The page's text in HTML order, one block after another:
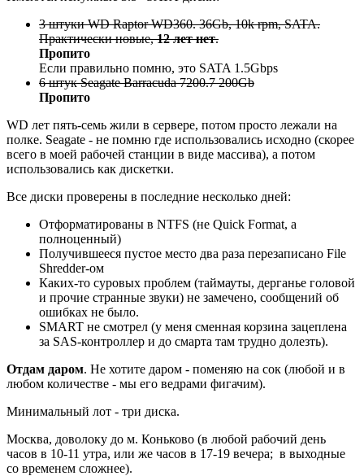
3 штуки WD Raptor WD360. 36Gb, 10k rpm, SATA.
Практически новые,12 лет нет.
Пропито
Если правильно помню, это SATA 1.5Gbps
6 штук Seagate Barracuda 7200.7 200Gb
Пропито
WD лет пять-семь жили в сервере, потом просто лежали на
полке. Seagate - не помню где использовались исходно (скорее
всего в моей рабочей станции в виде массива), а потом
использовались как дискетки.
Все диски проверены в последние несколько дней:
Отформатированы в NTFS (не Quick Format, а
полноценный)
Получившееся пустое место два раза перезаписано File
Shredder-ом
Каких-то суровых проблем (таймауты, дерганье головой
и прочие странные звуки) не замечено, сообщений об
ошибках не было.
SMART не смотрел (у меня сменная корзина зацеплена
за SAS-контроллер и до смарта там трудно долезть).
Отдам даром. Не хотите даром - поменяю на сок (любой и в
любом количестве - мы его ведрами фигачим).
Минимальный лот - три диска.
Москва, доволоку до м. Коньково (в любой рабочий день
часов в 10-11 утра, или же часов в 17-19 вечера; в выходные
со временем сложнее).